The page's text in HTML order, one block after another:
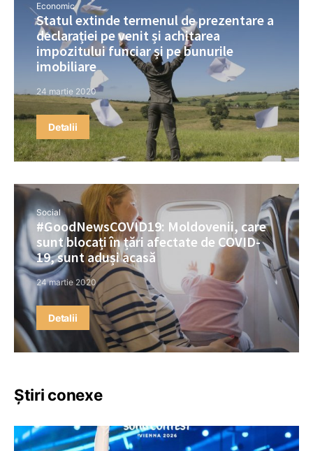
Economic
Statul extinde termenul de prezentare a
declarației pe venit și achitarea
impozitului funciar și pe bunurile
imobiliare
24 martie 2020
Detalii
Social
#GoodNewsCOVID19: Moldovenii, care
sunt blocați în țări afectate de COVID-
19, sunt aduși acasă
24 martie 2020
Detalii
Știri conexe